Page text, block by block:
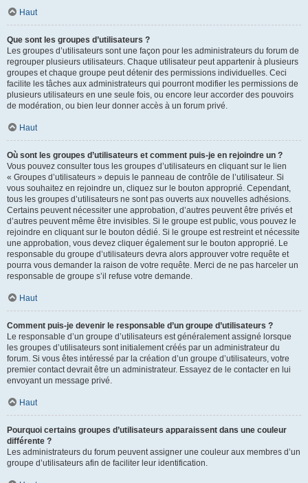
Haut
Que sont les groupes d’utilisateurs ?
Les groupes d’utilisateurs sont une façon pour les administrateurs du forum de
regrouper plusieurs utilisateurs. Chaque utilisateur peut appartenir à plusieurs
groupes et chaque groupe peut détenir des permissions individuelles. Ceci
facilite les tâches aux administrateurs qui pourront modifier les permissions de
plusieurs utilisateurs en une seule fois, ou encore leur accorder des pouvoirs
de modération, ou bien leur donner accès à un forum privé.
Haut
Où sont les groupes d’utilisateurs et comment puis-je en rejoindre un ?
Vous pouvez consulter tous les groupes d’utilisateurs en cliquant sur le lien
« Groupes d’utilisateurs » depuis le panneau de contrôle de l’utilisateur. Si
vous souhaitez en rejoindre un, cliquez sur le bouton approprié. Cependant,
tous les groupes d’utilisateurs ne sont pas ouverts aux nouvelles adhésions.
Certains peuvent nécessiter une approbation, d’autres peuvent être privés et
d’autres peuvent même être invisibles. Si le groupe est public, vous pouvez le
rejoindre en cliquant sur le bouton dédié. Si le groupe est restreint et nécessite
une approbation, vous devez cliquer également sur le bouton approprié. Le
responsable du groupe d’utilisateurs devra alors approuver votre requête et
pourra vous demander la raison de votre requête. Merci de ne pas harceler un
responsable de groupe s’il refuse votre demande.
Haut
Comment puis-je devenir le responsable d’un groupe d’utilisateurs ?
Le responsable d’un groupe d’utilisateurs est généralement assigné lorsque
les groupes d’utilisateurs sont initialement créés par un administrateur du
forum. Si vous êtes intéressé par la création d’un groupe d’utilisateurs, votre
premier contact devrait être un administrateur. Essayez de le contacter en lui
envoyant un message privé.
Haut
Pourquoi certains groupes d’utilisateurs apparaissent dans une couleur
différente ?
Les administrateurs du forum peuvent assigner une couleur aux membres d’un
groupe d’utilisateurs afin de faciliter leur identification.